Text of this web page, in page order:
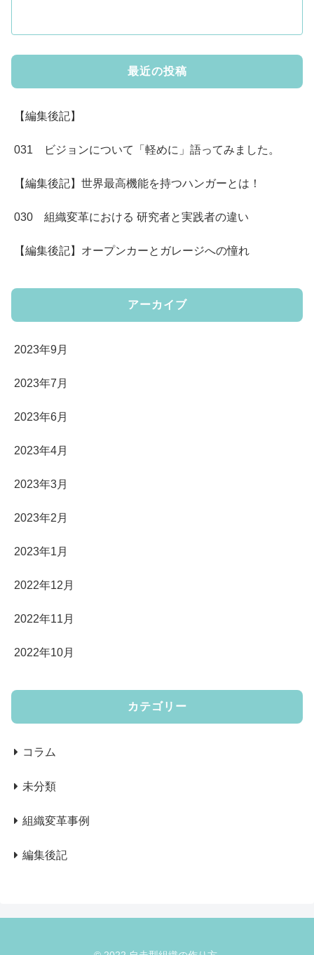
最近の投稿
【編集後記】
031 ビジョンについて「軽めに」語ってみました。
【編集後記】世界最高機能を持つハンガーとは！
030 組織変革における 研究者と実践者の違い
【編集後記】オープンカーとガレージへの憧れ
アーカイブ
2023年9月
2023年7月
2023年6月
2023年4月
2023年3月
2023年2月
2023年1月
2022年12月
2022年11月
2022年10月
カテゴリー
コラム
未分類
組織変革事例
編集後記